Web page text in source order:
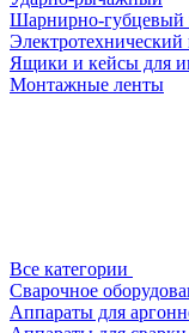
Шарнирно-губцевый
Электротехнический
Ящики и кейсы для
Монтажные ленты
Все категории
Сварочное
Аппараты для